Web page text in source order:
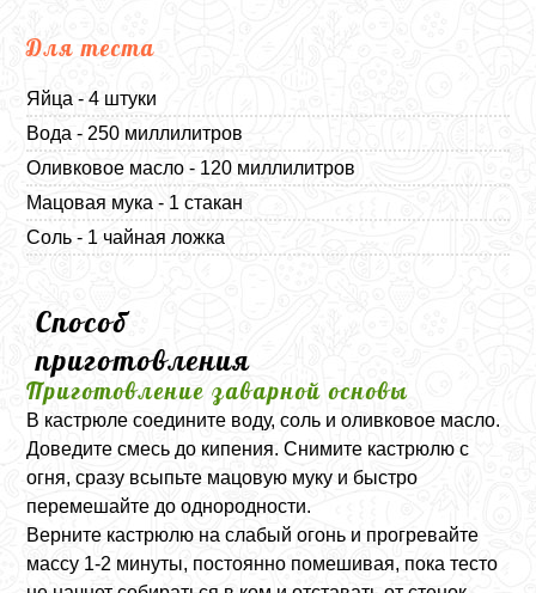
Для теста
Яйца - 4 штуки
Вода - 250 миллилитров
Оливковое масло - 120 миллилитров
Мацовая мука - 1 стакан
Соль - 1 чайная ложка
Способ
приготовления
Приготовление заварной основы
В кастрюле соедините воду, соль и оливковое масло.
Доведите смесь до кипения. Снимите кастрюлю с
огня, сразу всыпьте мацовую муку и быстро
перемешайте до однородности.
Верните кастрюлю на слабый огонь и прогревайте
массу 1-2 минуты, постоянно помешивая, пока тесто